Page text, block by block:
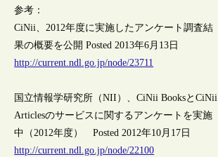
参考：
CiNii、2012年度に実施したアンケート調査結
果の概要を公開 Posted 2013年6月13日
http://current.ndl.go.jp/node/23711
国立情報学研究所（NII）、CiNii BooksとCiNii
Articlesのサービスに関するアンケートを実施
中（2012年度） Posted 2012年10月17日
http://current.ndl.go.jp/node/22100